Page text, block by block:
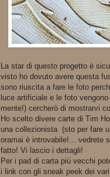
La star di questo progetto è
visto ho dovuto avere questa
sono riuscita a fare le foto
luce artificiale e le foto
mente!) cercherò di mostrarvi
Ho scelto divere carte di Tim
una collezionista (sto per fare
oramai è introvabile!... vedrete
fatto! Vi lascio i dettagli!
Per i pad di carta più vecchi
i link con gli sneak peek dei